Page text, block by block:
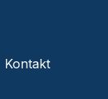
Kontakt